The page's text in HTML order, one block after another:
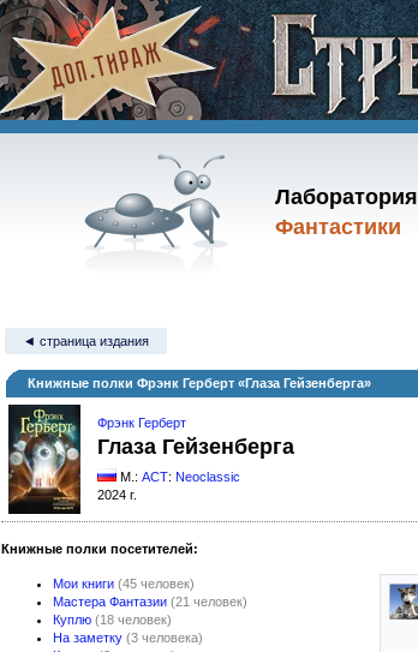
Лаборатория
Фантастики
◄ страница издания
Книжные полки Фрэнк Герберт «Глаза Гейзенберга»
Фрэнк Герберт
Глаза Гейзенберга
М.: АСТ: Neoclassic
2024 г.
Книжные полки посетителей:
Мои книги (45 человек)
Мастера Фантазии (21 человек)
Куплю (18 человек)
На заметку (3 человека)